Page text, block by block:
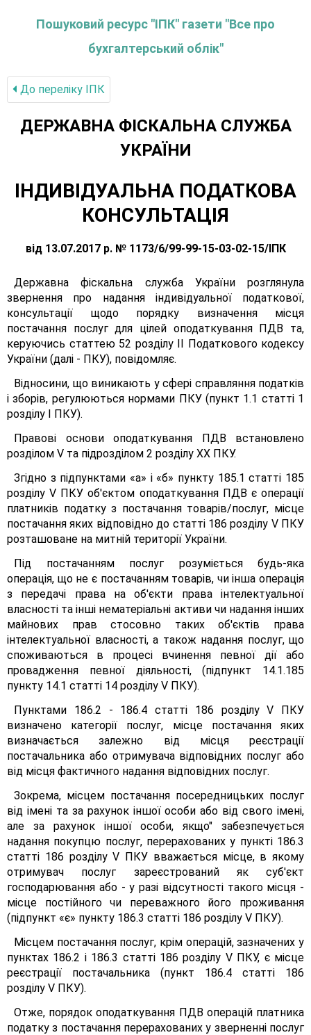
Пошуковий ресурс "ІПК" газети "Все про
бухгалтерський облік"
До переліку IПК
ДЕРЖАВНА ФІСКАЛЬНА СЛУЖБА
УКРАЇНИ
ІНДИВІДУАЛЬНА ПОДАТКОВА
КОНСУЛЬТАЦІЯ
від 13.07.2017 р. № 1173/6/99-99-15-03-02-15/ІПК
Державна фіскальна служба України розглянула
звернення про надання індивідуальної податкової,
консультації щодо порядку визначення місця
постачання послуг для цілей оподаткування ПДВ та,
керуючись статтею 52 розділу II Податкового кодексу
України (далі - ПКУ), повідомляє.
Відносини, що виникають у сфері справляння податків
і зборів, регулюються нормами ПКУ (пункт 1.1 статті 1
розділу І ПКУ).
Правові основи оподаткування ПДВ встановлено
розділом V та підрозділом 2 розділу XX ПКУ.
Згідно з підпунктами «а» і «б» пункту 185.1 статті 185
розділу V ПКУ об'єктом оподаткування ПДВ є операції
платників податку з постачання товарів/послуг, місце
постачання яких відповідно до статті 186 розділу V ПКУ
розташоване на митній території України.
Під постачанням послуг розуміється будь-яка
операція, що не є постачанням товарів, чи інша операція
з передачі права на об'єкти права інтелектуальної
власності та інші нематеріальні активи чи надання інших
майнових прав стосовно таких об'єктів права
інтелектуальної власності, а також надання послуг, що
споживаються в процесі вчинення певної дії або
провадження певної діяльності, (підпункт 14.1.185
пункту 14.1 статті 14 розділу V ПКУ).
Пунктами 186.2 - 186.4 статті 186 розділу V ПКУ
визначено категорії послуг, місце постачання яких
визначається залежно від місця реєстрації
постачальника або отримувача відповідних послуг або
від місця фактичного надання відповідних послуг.
Зокрема, місцем постачання посередницьких послуг
від імені та за рахунок іншої особи або від свого імені,
але за рахунок іншої особи, якщо" забезпечується
надання покупцю послуг, перерахованих у пункті 186.3
статті 186 розділу V ПКУ вважається місце, в якому
отримувач послуг зареєстрований як суб'єкт
господарювання або - у разі відсутності такого місця -
місце постійного чи переважного його проживання
(підпункт «є» пункту 186.3 статті 186 розділу V ПКУ).
Місцем постачання послуг, крім операцій, зазначених у
пунктах 186.2 і 186.3 статті 186 розділу V ПКУ, є місце
реєстрації постачальника (пункт 186.4 статті 186
розділу V ПКУ).
Отже, порядок оподаткування ПДВ операцій платника
податку з постачання перерахованих у зверненні послуг